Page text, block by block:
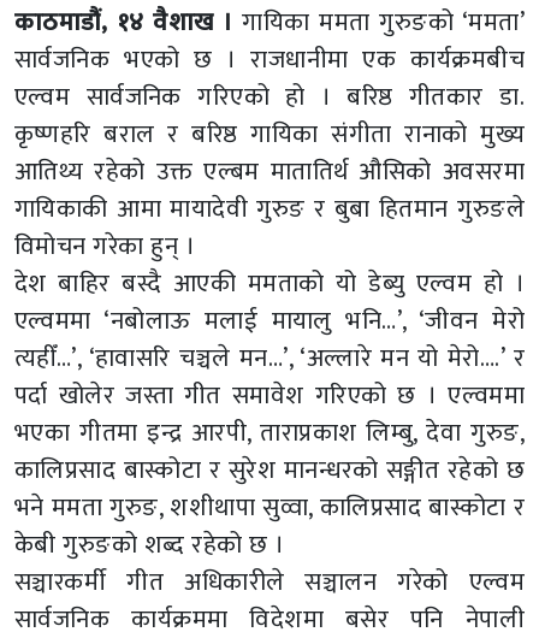
काठमाडौं, १४ वैशाख । गायिका ममता गुरुङको ‘ममता’
सार्वजनिक भएको छ । राजधानीमा एक कार्यक्रमबीच
एल्वम सार्वजनिक गरिएको हो । बरिष्ठ गीतकार डा.
कृष्णहरि बराल र बरिष्ठ गायिका संगीता रानाको मुख्य
आतिथ्य रहेको उक्त एल्बम मातातिर्थ औसिको अवसरमा
गायिकाकी आमा मायादेवी गुरुङ र बुबा हितमान गुरुङले
विमोचन गरेका हुन् ।
देश बाहिर बस्दै आएकी ममताको यो डेब्यु एल्वम हो ।
एल्वममा ‘नबोलाऊ मलाई मायालु भनि…’, ‘जीवन मेरो
त्यहीँ…’, ‘हावासरि चञ्चले मन…’, ‘अल्लारे मन यो मेरो….’ र
पर्दा खोलेर जस्ता गीत समावेश गरिएको छ । एल्वममा
भएका गीतमा इन्द्र आरपी, ताराप्रकाश लिम्बु, देवा गुरुङ,
कालिप्रसाद बास्कोटा र सुरेश मानन्धरको सङ्गीत रहेको छ
भने ममता गुरुङ, शशीथापा सुव्वा, कालिप्रसाद बास्कोटा र
केबी गुरुङको शब्द रहेको छ ।
सञ्चारकर्मी गीत अधिकारीले सञ्चालन गरेको एल्वम
सार्वजनिक कार्यक्रममा विदेशमा बसेर पनि नेपाली